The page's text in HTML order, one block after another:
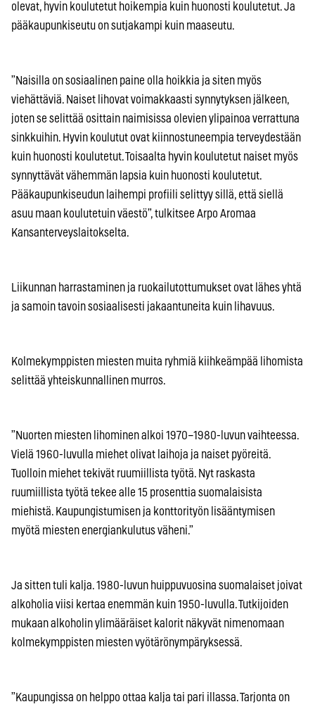
olevat, hyvin koulutetut hoikempia kuin huonosti koulutetut. Ja
pääkaupunkiseutu on sutjakampi kuin maaseutu.
”Naisilla on sosiaalinen paine olla hoikkia ja siten myös
viehättäviä. Naiset lihovat voimakkaasti synnytyksen jälkeen,
joten se selittää osittain naimisissa olevien ylipainoa verrattuna
sinkkuihin. Hyvin koulutut ovat kiinnostuneempia terveydestään
kuin huonosti koulutetut. Toisaalta hyvin koulutetut naiset myös
synnyttävät vähemmän lapsia kuin huonosti koulutetut.
Pääkaupunkiseudun laihempi profiili selittyy sillä, että siellä
asuu maan koulutetuin väestö”, tulkitsee Arpo Aromaa
Kansanterveyslaitokselta.
Liikunnan harrastaminen ja ruokailutottumukset ovat lähes yhtä
ja samoin tavoin sosiaalisesti jakaantuneita kuin lihavuus.
Kolmekymppisten miesten muita ryhmiä kiihkeämpää lihomista
selittää yhteiskunnallinen murros.
”Nuorten miesten lihominen alkoi 1970–1980-luvun vaihteessa.
Vielä 1960-luvulla miehet olivat laihoja ja naiset pyöreitä.
Tuolloin miehet tekivät ruumiillista työtä. Nyt raskasta
ruumiillista työtä tekee alle 15 prosenttia suomalaisista
miehistä. Kaupungistumisen ja konttorityön lisääntymisen
myötä miesten energiankulutus väheni.”
Ja sitten tuli kalja. 1980-luvun huippuvuosina suomalaiset joivat
alkoholia viisi kertaa enemmän kuin 1950-luvulla. Tutkijoiden
mukaan alkoholin ylimääräiset kalorit näkyvät nimenomaan
kolmekymppisten miesten vyötärönympäryksessä.
”Kaupungissa on helppo ottaa kalja tai pari illassa. Tarjonta on